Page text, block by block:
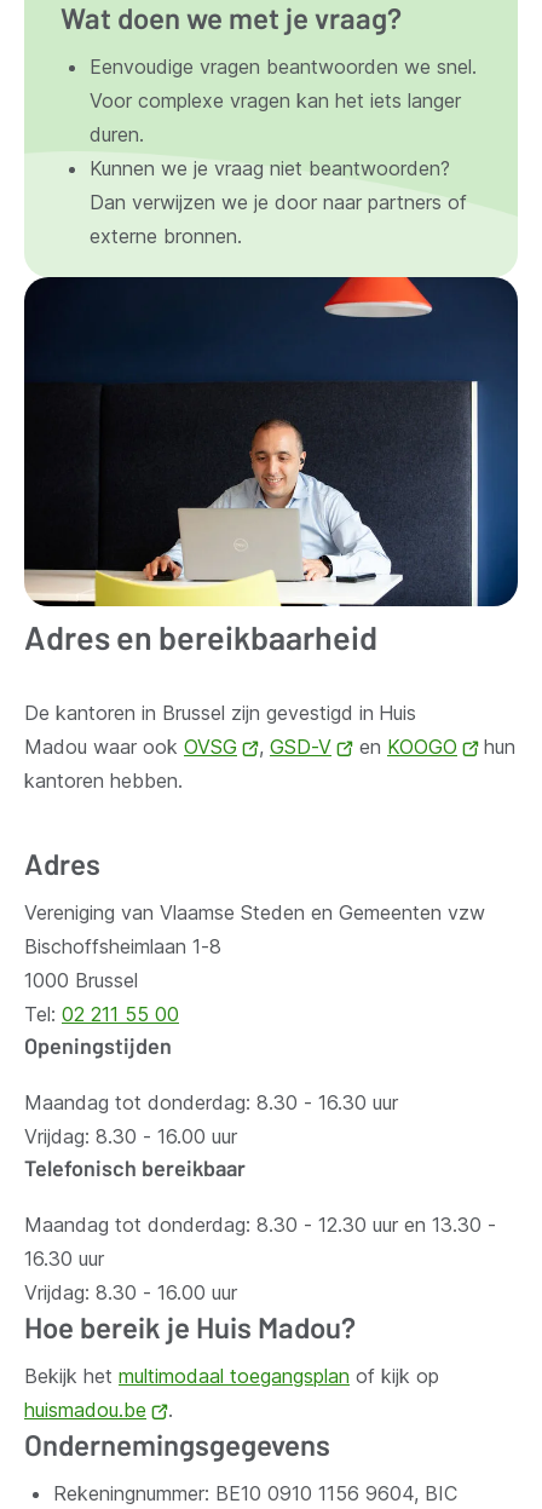
Wat doen we met je vraag?
Eenvoudige vragen beantwoorden we snel.
Voor complexe vragen kan het iets langer
duren.
Kunnen we je vraag niet beantwoorden?
Dan verwijzen we je door naar partners of
externe bronnen.
Adres en bereikbaarheid
De kantoren in Brussel zijn gevestigd in Huis
Madou waar ook OVSG
(opent
, GSD-V
(opent
en KOOGO
(opent
hun
kantoren hebben.
Adres
Vereniging van Vlaamse Steden en Gemeenten vzw
Bischoffsheimlaan 1-8
1000 Brussel
Tel: 02 211 55 00
Openingstijden
Maandag tot donderdag: 8.30 - 16.30 uur
Vrijdag: 8.30 - 16.00 uur
Telefonisch bereikbaar
Maandag tot donderdag: 8.30 - 12.30 uur en 13.30 -
16.30 uur
Vrijdag: 8.30 - 16.00 uur
Hoe bereik je Huis Madou?
Bekijk het multimodaal toegangsplan of kijk op
huismadou.be
(opent
nieuw
.
Ondernemingsgegevens
Rekeningnummer: BE10 0910 1156 9604, BIC